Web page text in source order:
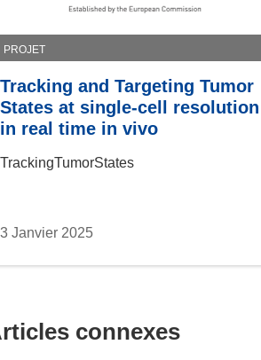
PROJET
Tracking and Targeting Tumor
States at single-cell resolution
in real time in vivo
TrackingTumorStates
3 Janvier 2025
connexes